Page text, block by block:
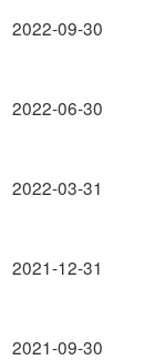
2022-09-30
2022-06-30
2022-03-31
2021-12-31
2021-09-30